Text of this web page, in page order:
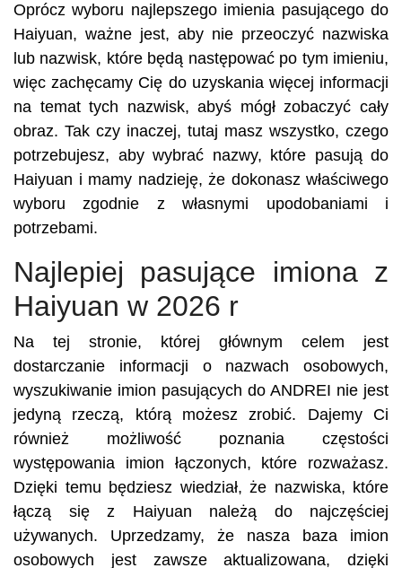
Oprócz wyboru najlepszego imienia pasującego do
Haiyuan, ważne jest, aby nie przeoczyć nazwiska
lub nazwisk, które będą następować po tym imieniu,
więc zachęcamy Cię do uzyskania więcej informacji
na temat tych nazwisk, abyś mógł zobaczyć cały
obraz. Tak czy inaczej, tutaj masz wszystko, czego
potrzebujesz, aby wybrać nazwy, które pasują do
Haiyuan i mamy nadzieję, że dokonasz właściwego
wyboru zgodnie z własnymi upodobaniami i
potrzebami.
Najlepiej pasujące imiona z
Haiyuan w 2026 r
Na tej stronie, której głównym celem jest
dostarczanie informacji o nazwach osobowych,
wyszukiwanie imion pasujących do ANDREI nie jest
jedyną rzeczą, którą możesz zrobić. Dajemy Ci
również możliwość poznania częstości
występowania imion łączonych, które rozważasz.
Dzięki temu będziesz wiedział, że nazwiska, które
łączą się z Haiyuan należą do najczęściej
używanych. Uprzedzamy, że nasza baza imion
osobowych jest zawsze aktualizowana, dzięki